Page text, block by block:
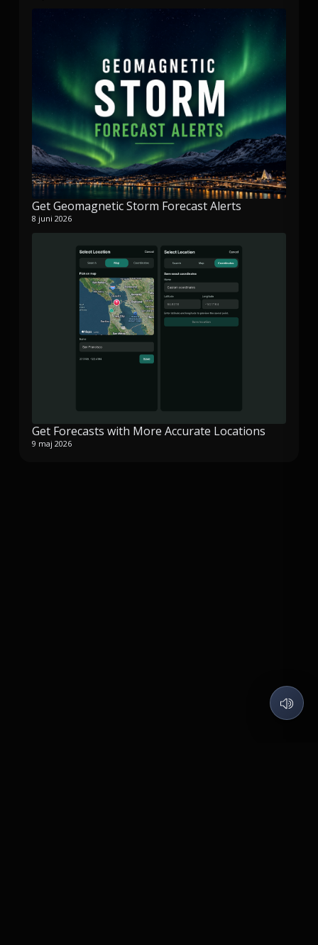
Get Geomagnetic Storm Forecast Alerts
8 juni 2026
Get Forecasts with More Accurate Locations
9 maj 2026